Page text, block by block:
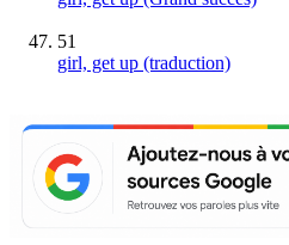
51
girl, get up (traduction)